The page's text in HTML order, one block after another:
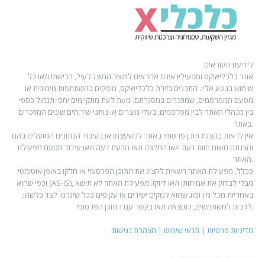
לידיעת הקוראים
אתר כלכליאיקס ומפעיליו אינם אחראים למוצר המוצג לעיל, רכישתו ו/או כל
שימוש בנוגע אליו. התכנים בזירת כלכליאיקס, מופקים בהשתתפות מימונית או
מטעם המפרסמים, שמוזכרים במסגרתם. מעת לעת מתקיימים יחסי תגמול כספי
בין מנהלי האתר לבין מפרסמים, בעלי מוצרים או נותני שירותים שונים המוזכרים
באתר.
אין לראות בהצגת תוכן פרסומי באתר לכשעצמו או בעיבוד הנתונים המועלים בהם
והצגתם משום חוות דעת ו/או המלצה ו/או הבעת דעה ו/או עידוד מטעם מפעילת
האתר.
ככלל, מפעילת האתר רשאית להציג את התוכן הפרסומי או חלקו באופן אוטומטי
וכפי שהוא (AS-IS), מבלי לבדוק את אמיתותו ו/או דיוקו. מפעילת האתר לא תישא
באחריות מכל מין וסוג שהוא לנזקים ישירים או עקיפים ככל שיגרמו לצד כלשהו,
לרבות למשתמשים, כתוצאה ו/או בקשר עם התוכן הפרסומי.
מדיניות פרטיות | תנאי שימוש | הצהרת נגישות